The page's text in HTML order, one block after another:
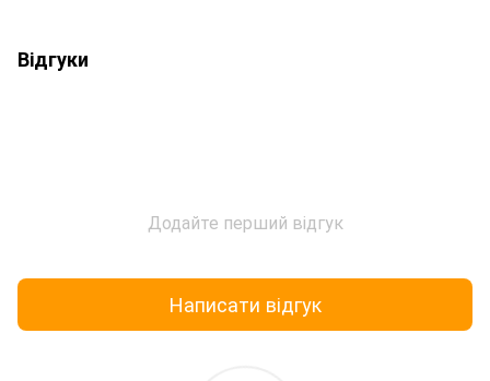
Відгуки
Додайте перший відгук
Написати відгук